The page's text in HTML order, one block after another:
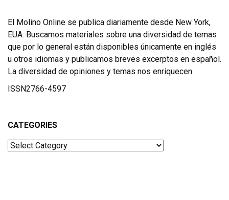
El Molino Online se publica diariamente desde New York,
EUA. Buscamos materiales sobre una diversidad de temas
que por lo general están disponibles únicamente en inglés
u otros idiomas y publicamos breves excerptos en español.
La diversidad de opiniones y temas nos enriquecen.
ISSN2766-4597
CATEGORIES
Categories